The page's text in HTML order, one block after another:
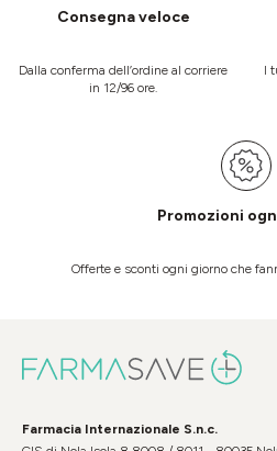
Consegna veloce
Dalla conferma dell’ordine al corriere
in 12/96 ore.
I
Promozioni
Offerte e sconti ogni giorno che
Farmacia Internazionale S.n.c.